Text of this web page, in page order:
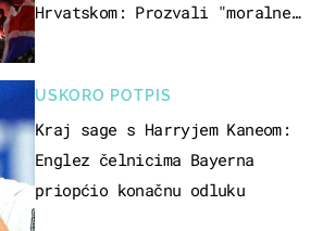
Hrvatskom: Prozvali "moralne
USKORO POTPIS
Kraj sage s Harryjem Kaneom:
Englez čelnicima Bayerna
priopćio konačnu odluku